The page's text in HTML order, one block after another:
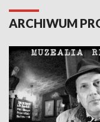
ARCHIWUM